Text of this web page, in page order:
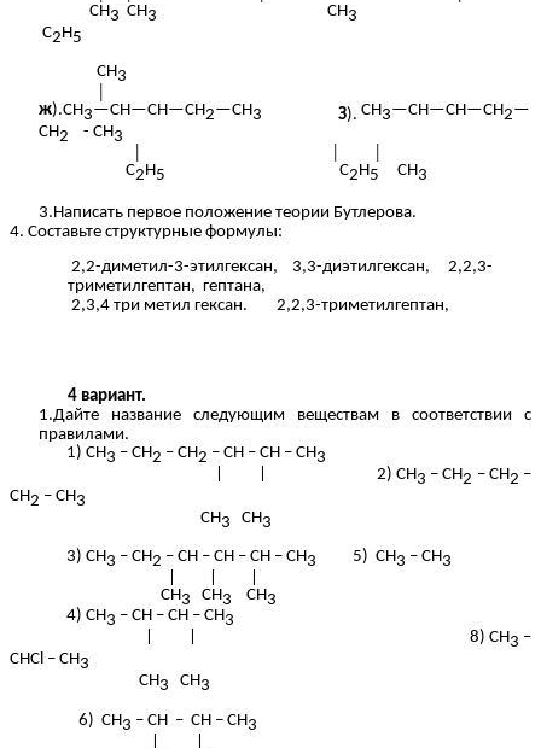
CH 3 CH 3 CH 3
С2H5
CH3
ж).CH3—CH—CH—CH2—CH3 З). CH3—CH—CH—CH2—
CH2 - СН3
C2H5 C2H5 CH3
3.Написать первое положение теории Бутлерова.
4. Составьте структурные формулы:
2,2-диметил-3-этилгексан, 3,3-диэтилгексан, 2,2,3-
триметилгептан, гептана,
2,3,4 три метил гексан. 2,2,3-триметилгептан,
4 вариант.
1.Дайте название следующим веществам в соответствии с
правилами.
1) СН 3 – СН2 – СН2 – СН – СН – СН 3
| | 2) СН3 – СН2 – СН2 –
СН2 – СН 3
СН3 СН3
3) СН3 – СН2 – СН – СН – СН – СН3 5) СН3 – СН3
СН3 СН3СН3
4) СН3 – СН – СН – СН3
| | 8) СН3 –
СHCl – СН3
СН3 СН3
6) СН3 – СН – СН – СН3